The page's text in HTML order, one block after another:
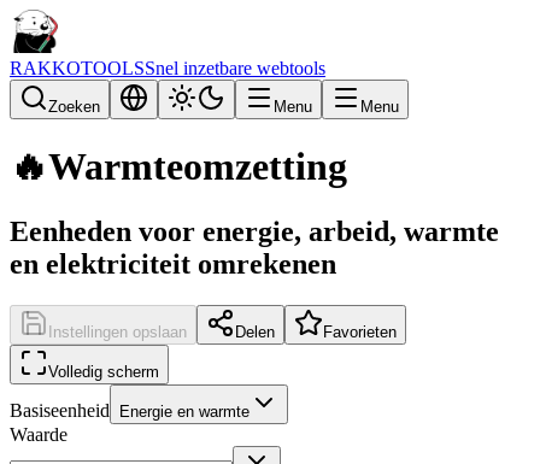
RAKKOTOOLSSnel inzetbare webtools
Zoeken Menu Menu
🔥Warmteomzetting
Eenheden voor energie, arbeid, warmte
en elektriciteit omrekenen
Instellingen opslaan Delen Favorieten
Volledig scherm
Basiseenheid Energie en warmte
Waarde